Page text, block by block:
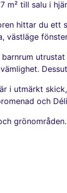
m² till salu i
hittar du ett
västläge
i utmärkt
och